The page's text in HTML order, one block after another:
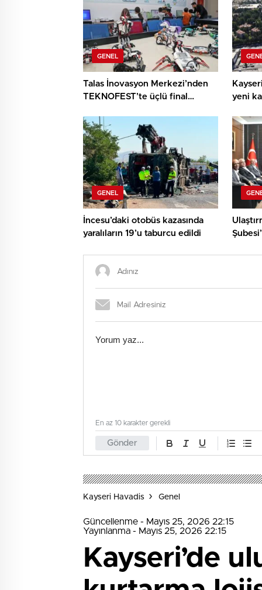
GENEL
Talas İnovasyon Merkezi’nden
TEKNOFEST’te üçlü final
yeni
GENEL
İncesu’daki otobüs kazasında
yaralıların 19’u taburcu edildi
Gönder
En az 10 karakter gerekli
Kayseri Havadis Genel
Güncellenme - Mayıs 25, 2026 22:15
Yayınlanma - Mayıs 25, 2026 22:15
Kayseri’de